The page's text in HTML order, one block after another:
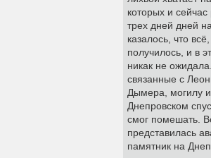
которых и
трех дней дней
казалось, что
получилось, и в
никак не
связанные с
Дымера, могилу
Днепровском
смог помешать.
представилась
памятник на